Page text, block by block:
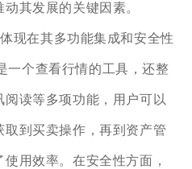
其发展的关键因素。
现在其多功能集成和安全性
一个查看行情的工具，还整
读等多项功能，用户可以
到买卖操作，再到资产管
用效率。在安全性方面，